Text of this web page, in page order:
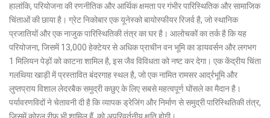
हालांकि, परियोजना की रणनीतिक और आर्थिक क्षमता पर गंभीर पारिस्थितिक और सामाजिक
चिंताओं की छाया है। ग्रेट निकोबार एक यूनेस्को बायोस्फीयर रिजर्व है, जो स्थानिक
प्रजातियों और एक नाजुक पारिस्थितिकी तंत्र का घर है। आलोचकों का तर्क है कि यह
परियोजना, जिसमें 13,000 हेक्टेयर से अधिक प्राचीन वन भूमि का डायवर्सन और लगभग
1 मिलियन पेड़ों को काटना शामिल है, इस जैव विविधता को नष्ट कर देगा। एक केंद्रीय चिंता
गलथिया खाड़ी में प्रस्तावित बंदरगाह स्थल है, जो एक नामित रामसर आर्द्रभूमि और
लुप्तप्राय विशाल लेदरबैक समुद्री कछुए के लिए सबसे महत्वपूर्ण घोंसले का मैदान है।
पर्यावरणविदों ने चेतावनी दी है कि व्यापक ड्रेजिंग और निर्माण से समुद्री पारिस्थितिकी तंत्र,